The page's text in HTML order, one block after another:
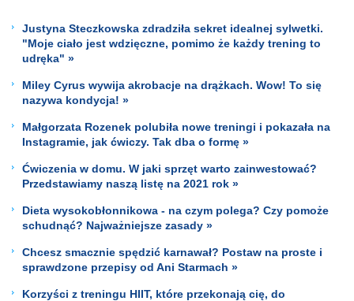
Justyna Steczkowska zdradziła sekret idealnej sylwetki.
"Moje ciało jest wdzięczne, pomimo że każdy trening to
udręka" »
Miley Cyrus wywija akrobacje na drążkach. Wow! To się
nazywa kondycja! »
Małgorzata Rozenek polubiła nowe treningi i pokazała na
Instagramie, jak ćwiczy. Tak dba o formę »
Ćwiczenia w domu. W jaki sprzęt warto zainwestować?
Przedstawiamy naszą listę na 2021 rok »
Dieta wysokobłonnikowa - na czym polega? Czy pomoże
schudnąć? Najważniejsze zasady »
Chcesz smacznie spędzić karnawał? Postaw na proste i
sprawdzone przepisy od Ani Starmach »
Korzyści z treningu HIIT, które przekonają cię, do